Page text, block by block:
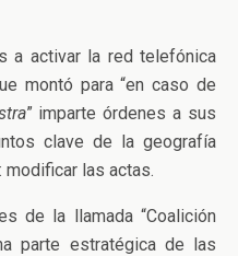
a activar la red telefónica
montó para “en caso de
” imparte órdenes a sus
clave de la geografía
las actas.
de la llamada “Coalición
parte estratégica de las